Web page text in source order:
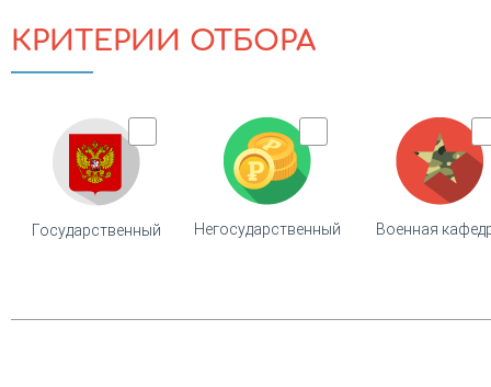
КРИТЕРИИ ОТБОРА
Государственный Негосударственный Военная